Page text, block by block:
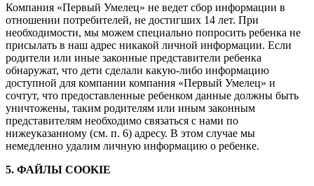
Компания «Первый Умелец» не ведет сбор информации в
отношении потребителей, не достигших 14 лет. При
необходимости, мы можем специально попросить ребенка не
присылать в наш адрес никакой личной информации. Если
родители или иные законные представители ребенка
обнаружат, что дети сделали какую-либо информацию
доступной для компании компания «Первый Умелец» и
сочтут, что предоставленные ребенком данные должны быть
уничтожены, таким родителям или иным законным
представителям необходимо связаться с нами по
нижеуказанному (см. п. 6) адресу. В этом случае мы
немедленно удалим личную информацию о ребенке.
5. ФАЙЛЫ COOKIE